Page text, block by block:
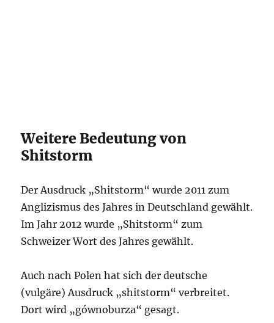
Weitere Bedeutung von
Shitstorm
Der Ausdruck „Shitstorm“ wurde 2011 zum
Anglizismus des Jahres in Deutschland gewählt.
Im Jahr 2012 wurde „Shitstorm“ zum
Schweizer Wort des Jahres gewählt.
Auch nach Polen hat sich der deutsche
(vulgäre) Ausdruck „shitstorm“ verbreitet.
Dort wird „gównoburza“ gesagt.